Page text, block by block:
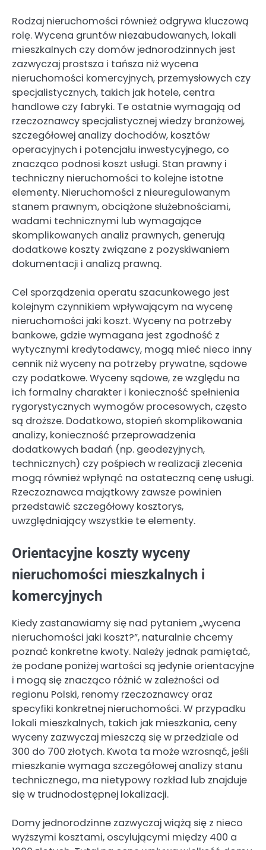
Rodzaj nieruchomości również odgrywa kluczową
rolę. Wycena gruntów niezabudowanych, lokali
mieszkalnych czy domów jednorodzinnych jest
zazwyczaj prostsza i tańsza niż wycena
nieruchomości komercyjnych, przemysłowych czy
specjalistycznych, takich jak hotele, centra
handlowe czy fabryki. Te ostatnie wymagają od
rzeczoznawcy specjalistycznej wiedzy branżowej,
szczegółowej analizy dochodów, kosztów
operacyjnych i potencjału inwestycyjnego, co
znacząco podnosi koszt usługi. Stan prawny i
techniczny nieruchomości to kolejne istotne
elementy. Nieruchomości z nieuregulowanym
stanem prawnym, obciążone służebnościami,
wadami technicznymi lub wymagające
skomplikowanych analiz prawnych, generują
dodatkowe koszty związane z pozyskiwaniem
dokumentacji i analizą prawną.
Cel sporządzenia operatu szacunkowego jest
kolejnym czynnikiem wpływającym na wycenę
nieruchomości jaki koszt. Wyceny na potrzeby
bankowe, gdzie wymagana jest zgodność z
wytycznymi kredytodawcy, mogą mieć nieco inny
cennik niż wyceny na potrzeby prywatne, sądowe
czy podatkowe. Wyceny sądowe, ze względu na
ich formalny charakter i konieczność spełnienia
rygorystycznych wymogów procesowych, często
są droższe. Dodatkowo, stopień skomplikowania
analizy, konieczność przeprowadzenia
dodatkowych badań (np. geodezyjnych,
technicznych) czy pośpiech w realizacji zlecenia
mogą również wpłynąć na ostateczną cenę usługi.
Rzeczoznawca majątkowy zawsze powinien
przedstawić szczegółowy kosztorys,
uwzględniający wszystkie te elementy.
Orientacyjne koszty wyceny
nieruchomości mieszkalnych i
komercyjnych
Kiedy zastanawiamy się nad pytaniem „wycena
nieruchomości jaki koszt?”, naturalnie chcemy
poznać konkretne kwoty. Należy jednak pamiętać,
że podane poniżej wartości są jedynie orientacyjne
i mogą się znacząco różnić w zależności od
regionu Polski, renomy rzeczoznawcy oraz
specyfiki konkretnej nieruchomości. W przypadku
lokali mieszkalnych, takich jak mieszkania, ceny
wyceny zazwyczaj mieszczą się w przedziale od
300 do 700 złotych. Kwota ta może wzrosnąć, jeśli
mieszkanie wymaga szczegółowej analizy stanu
technicznego, ma nietypowy rozkład lub znajduje
się w trudnodostępnej lokalizacji.
Domy jednorodzinne zazwyczaj wiążą się z nieco
wyższymi kosztami, oscylującymi między 400 a